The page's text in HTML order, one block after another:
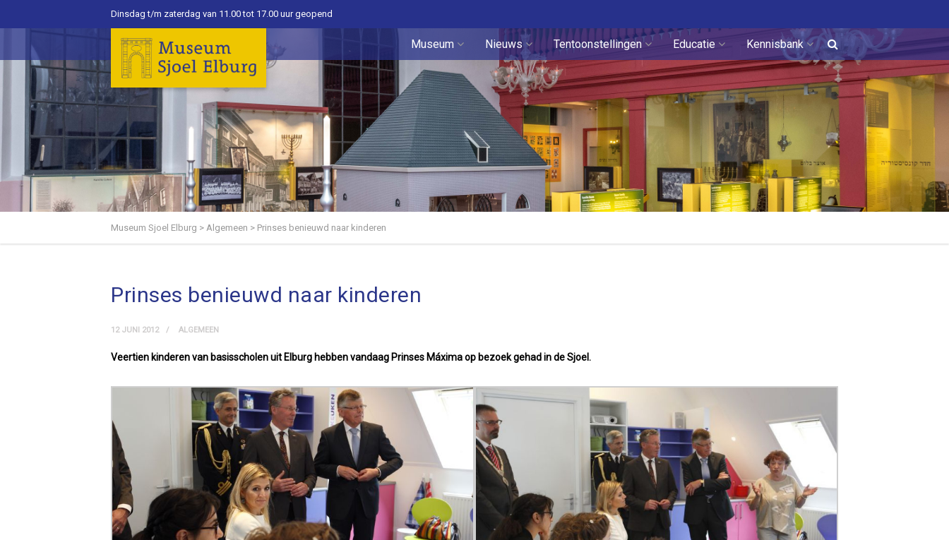
Dinsdag t/m zaterdag van 11.00 tot 17.00 uur geopend
Museum Nieuws Tentoonstellingen Educatie Kennisbank
Museum Sjoel Elburg > Algemeen > Prinses benieuwd naar kinderen
Prinses benieuwd naar kinderen
12 JUNI 2012 ALGEMEEN
Veertien kinderen van basisscholen uit Elburg hebben vandaag Prinses Máxima op bezoek gehad in de Sjoel.